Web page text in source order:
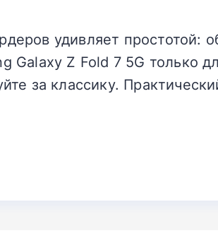
удивляет простотой:
Galaxy Z Fold 7 5G только
за классику.